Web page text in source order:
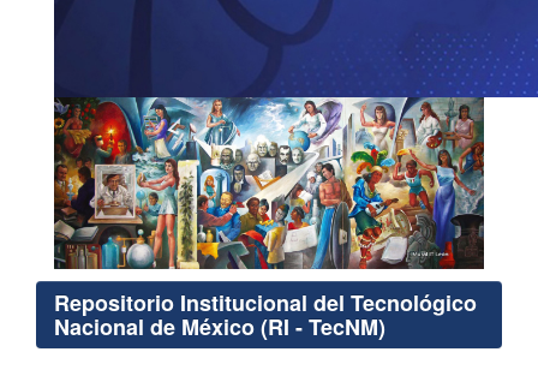
Repositorio Institucional del Tecnológico
Nacional de México (RI - TecNM)